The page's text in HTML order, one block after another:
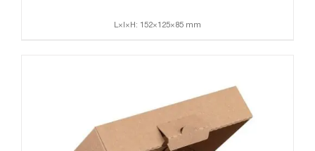
L×l×H: 152×125×85 mm